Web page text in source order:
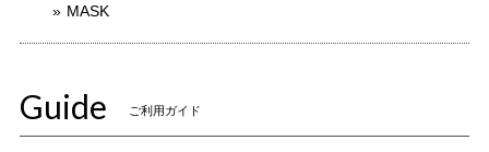
MASK
Guide ご利用ガイド